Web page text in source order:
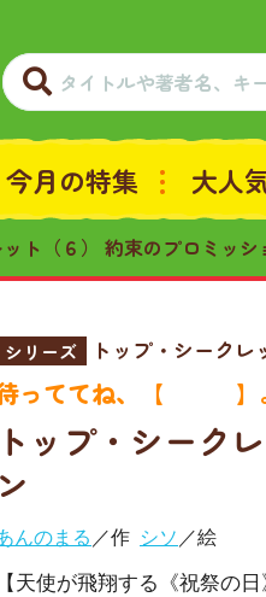
今月の特集 大人
ト（６） 約束のプロミッシ
シリーズ トップ・シークレ
っててね、【 】。
トップ・シーク
ン
んのまる ／作 シソ ／絵
【天使が飛翔する《祝祭の